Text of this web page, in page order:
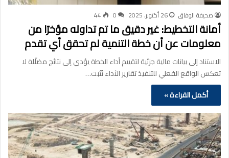
صحيفة الوفاق 26 أكتوبر، 2025 0
44
أمانة التخطيط: غير دقيق ما تم تداوله مؤخرًا من
معلومات عن أن خطة التنمية لم تحقق أي تقدم
الاستناد إلى بيانات مالية جزئية لتقييم أداء الخطة يؤدي إلى نتائج مضلّلة لا
تعكس الواقع الفعلي للتنفيذ تقارير الأداء تُثبت…
أكمل القراءة »